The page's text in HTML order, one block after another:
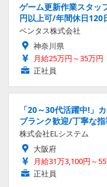
ゲーム更新作業スタッ
円以上可/年間休日120
ベンタス株式会社
神奈川県
月給25万円～35万円
正社員
「20～30代活躍中!」
ブランク歓迎/丁寧な
株式会社ELシステム
大阪府
月給31万3,100円～
正社員